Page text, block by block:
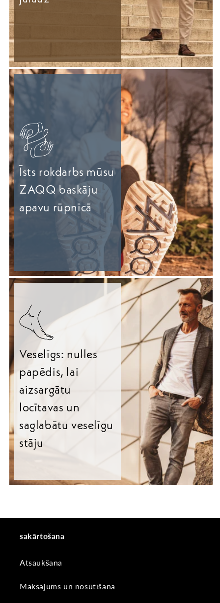
Īsts rokdarbs mūsu
ZAQQ baskāju
apavu rūpnīcā
Veselīgs: nulles
papēdis, lai
aizsargātu
locītavas un
saglabātu veselīgu
stāju
sakārtošana
Atsaukšana
Maksājums un nosūtīšana